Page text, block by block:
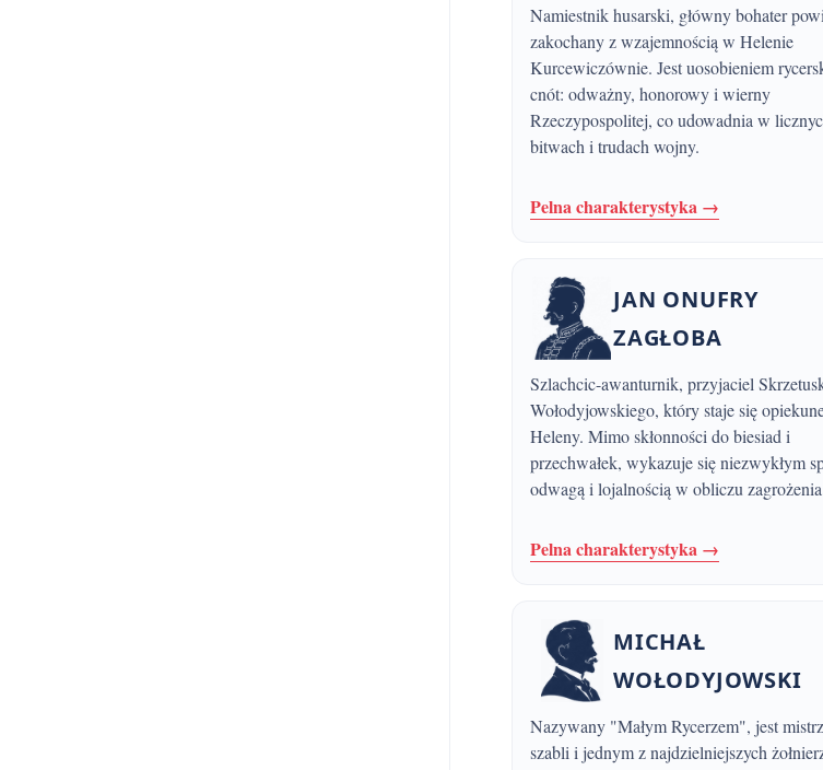
Namiestnik husarski, główny bohater powieści,
zakochany z wzajemnością w Helenie
Kurcewiczównie. Jest uosobieniem
cnót: odważny, honorowy i wierny
Rzeczypospolitej, co udowadnia w
bitwach i trudach wojny.
Pelna charakterystyka →
JAN ONUFRY
ZAGŁOBA
Szlachcic-awanturnik, przyjaciel Skrzetuskiego i
Wołodyjowskiego, który staje się
Heleny. Mimo skłonności do biesiad i
przechwałek, wykazuje się niezwykłym
odwagą i lojalnością w obliczu
Pelna charakterystyka →
MICHAŁ
WOŁODYJOWSKI
Nazywany "Małym Rycerzem", jest mistrzem
szabli i jednym z najdzielniejszych